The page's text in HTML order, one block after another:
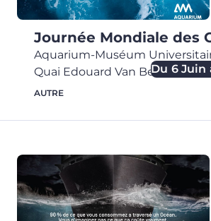
Journée Mondiale des
Du 6 Juin
Aquarium-Muséum
Quai Edouard Van Beneden,
AUTRE